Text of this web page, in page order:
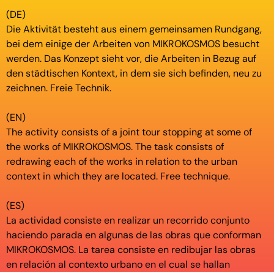
(DE)
Die Aktivität besteht aus einem gemeinsamen Rundgang,
bei dem einige der Arbeiten von MIKROKOSMOS besucht
werden. Das Konzept sieht vor, die Arbeiten in Bezug auf
den städtischen Kontext, in dem sie sich befinden, neu zu
zeichnen. Freie Technik.
(EN)
The activity consists of a joint tour stopping at some of
the works of MIKROKOSMOS. The task consists of
redrawing each of the works in relation to the urban
context in which they are located. Free technique.
(ES)
La actividad consiste en realizar un recorrido conjunto
haciendo parada en algunas de las obras que conforman
MIKROKOSMOS. La tarea consiste en redibujar las obras
en relación al contexto urbano en el cual se hallan